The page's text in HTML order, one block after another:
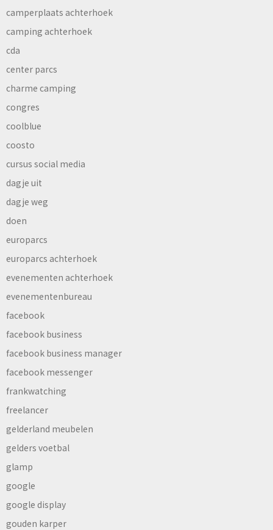
camperplaats achterhoek
camping achterhoek
cda
center parcs
charme camping
congres
coolblue
coosto
cursus social media
dagje uit
dagje weg
doen
europarcs
europarcs achterhoek
evenementen achterhoek
evenementenbureau
facebook
facebook business
facebook business manager
facebook messenger
frankwatching
freelancer
gelderland meubelen
gelders voetbal
glamp
google
google display
gouden karper